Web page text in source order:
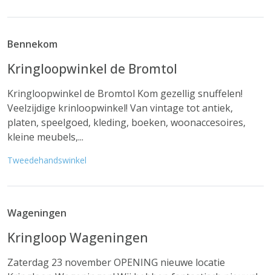
Bennekom
Kringloopwinkel de Bromtol
Kringloopwinkel de Bromtol Kom gezellig snuffelen!
Veelzijdige krinloopwinkel! Van vintage tot antiek,
platen, speelgoed, kleding, boeken, woonaccesoires,
kleine meubels,...
Tweedehandswinkel
Wageningen
Kringloop Wageningen
Zaterdag 23 november OPENING nieuwe locatie